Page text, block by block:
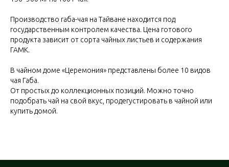
Производство габа-чая на Тайване находится под
государственным контролем качества. Цена готового
продукта зависит от сорта чайных листьев и содержания
ГАМК.
В чайном доме «Церемония» представлены более 10 видов
чая Габа.
От простых до коллекционных позиций. Можно точно
подобрать чай на свой вкус, продегустировать в чайной или
купить домой.